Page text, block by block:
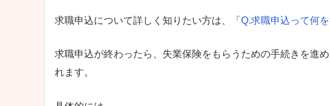
求職申込について詳しく知りたい方は、「 Q.求職申込って何
求職申込が終わったら、失業保険をもらうための手続きを進
れます。